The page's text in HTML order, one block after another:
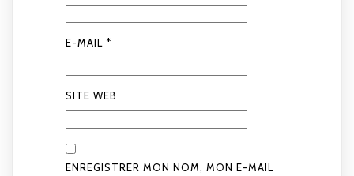
E-MAIL *
SITE WEB
ENREGISTRER MON NOM, MON E-MAIL